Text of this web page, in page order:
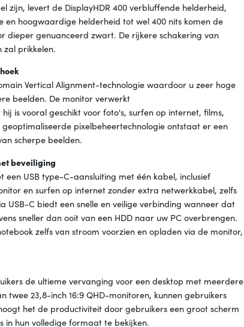
zijn, levert de DisplayHDR 400 verbluffende helderheid,
hoogwaardige helderheid tot wel 400 nits komen de
dieper genuanceerd zwart. De rijkere schakering van
zal prikkelen.
Vertical Alignment-technologie waardoor u zeer hoge
beelden. De monitor verwerkt
is vooral geschikt voor foto's, surfen op internet, films,
pixelbeheertechnologie ontstaat er een
scherpe beelden.
beveiliging
USB type-C-aansluiting met één kabel, inclusief
en surfen op internet zonder extra netwerkkabel, zelfs
USB-C biedt een snelle en veilige verbinding wanneer dat
sneller dan ooit van een HDD naar uw PC overbrengen.
zelfs van stroom voorzien en opladen via de monitor,
de ultieme vervanging voor een desktop met meerdere
twee 23,8-inch 16:9 QHD-monitoren, kunnen gebruikers
het de productiviteit door gebruikers een groot scherm
in hun volledige formaat te bekijken.